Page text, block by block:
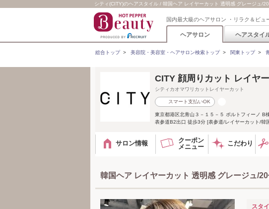
シティ(CITY)のヘアスタイル / 韓国ヘア レイヤーカット 透明感 グレージュ/
国内最大級のヘアサロン ・リラク＆ビュ
ヘアサロン ヘアスタイ
総合トップ> 美容院・美容室・ヘアサロン検索トップ> 関東トップ>
CITY 顔周りカット レイヤ
シティカオマワリカットレイヤーカット
スマート支払いOK
東京都港区北青山３－１５－５ ポルトフィーノ B
表参道B2出口 徒歩3分 [表参道/レイヤーカット/韓
サロン情報
クーポン
メニュー
こだわり
韓国ヘア レイヤーカット 透明感 グレージュ/
スタ